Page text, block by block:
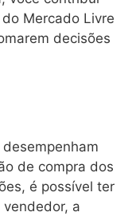
Mercado Livre
decisões
de compra dos
é possível ter
a